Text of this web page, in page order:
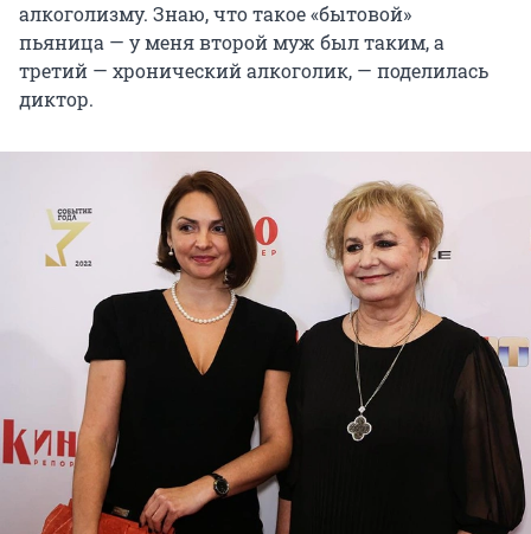
алкоголизму. Знаю, что такое «бытовой»
пьяница — у меня второй муж был таким, а
третий — хронический алкоголик, — поделилась
диктор.